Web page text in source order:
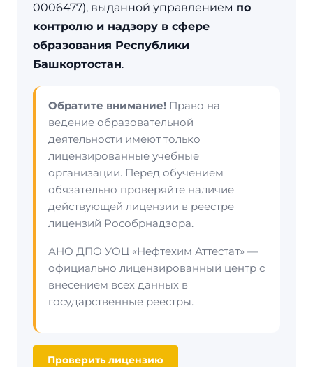
0006477), выданной управлением по
контролю и надзору в сфере
образования Республики
Башкортостан.
Обратите внимание! Право на
ведение образовательной
деятельности имеют только
лицензированные учебные
организации. Перед обучением
обязательно проверяйте наличие
действующей лицензии в реестре
лицензий Рособрнадзора.
АНО ДПО УОЦ «Нефтехим Аттестат» —
официально лицензированный центр с
внесением всех данных в
государственные реестры.
Проверить лицензию